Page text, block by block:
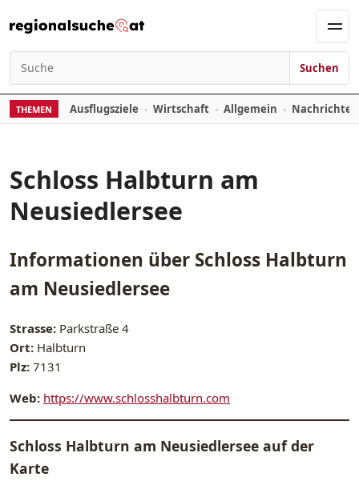
Suchen nach:
Suchen
THEMEN Ausflugsziele Wirtschaft Allgemein
Schloss Halbturn am
Neusiedlersee
Informationen über Schloss Halbturn
am Neusiedlersee
Strasse: Parkstraße 4
Ort: Halbturn
Plz: 7131
Web: https://www.schlosshalbturn.com
Schloss Halbturn am Neusiedlersee auf der
Karte